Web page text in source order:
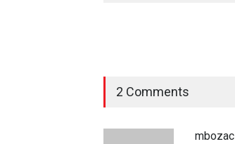
2 Comments
mbozac